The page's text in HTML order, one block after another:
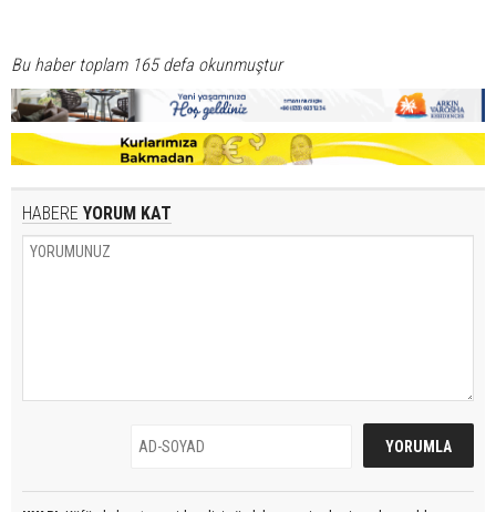
Bu haber toplam 165 defa okunmuştur
HABERE YORUM KAT